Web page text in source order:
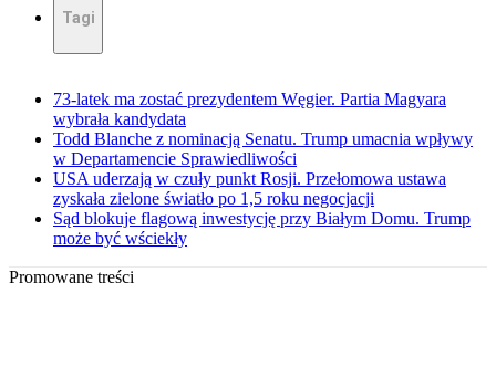
Tagi
73-latek ma zostać prezydentem Węgier. Partia Magyara
wybrała kandydata
Todd Blanche z nominacją Senatu. Trump umacnia wpływy
w Departamencie Sprawiedliwości
USA uderzają w czuły punkt Rosji. Przełomowa ustawa
zyskała zielone światło po 1,5 roku negocjacji
Sąd blokuje flagową inwestycję przy Białym Domu. Trump
może być wściekły
Promowane treści